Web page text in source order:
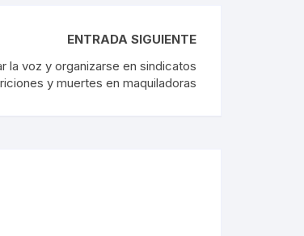
ENTRADA SIGUIENTE
la voz y organizarse en sindicatos
y muertes en maquiladoras